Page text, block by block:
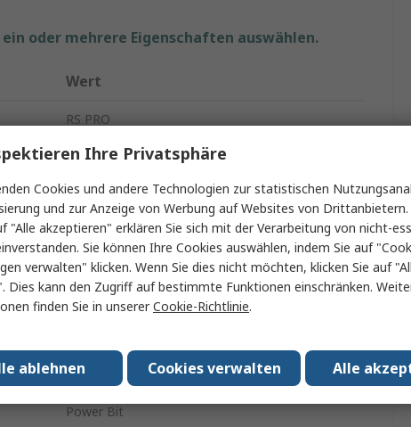
oder mehrere Eigenschaften auswählen.
Wert
RS PRO
Lobular Sechskant-Schraubenschlüsselsatz
Innensechsrund
T25
50
Chrom-Molybdän-Stahl
1/4 in
Power Bit
Ihre Privatsphäre
Cookies und andere Technologien zur statistischen
und zur Anzeige von Werbung auf Websites von
"Alle akzeptieren" erklären Sie sich mit der Verarbeitung von nicht-
Sie können Ihre Cookies auswählen, indem Sie auf
verwalten" klicken. Wenn Sie dies nicht möchten, klicken Sie auf
Dies kann den Zugriff auf bestimmte Funktionen einschränken.
finden Sie in unsererCookie-Richtlinie.
Alle
Cookies verwalten
ablehnen